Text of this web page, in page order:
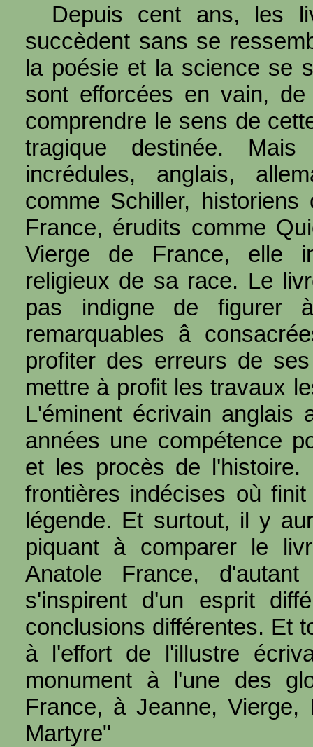
Depuis cent ans, les
succèdent sans se
la poésie et la science se
sont efforcées en vain,
comprendre le sens de
tragique destinée.
incrédules, anglais,
comme Schiller,
France, érudits comme
Vierge de France, elle
religieux de sa race. Le
pas indigne de figurer
remarquables â
profiter des erreurs de
mettre à profit les travaux
L'éminent écrivain anglais
années une compétence
et les procès de
frontières indécises où
légende. Et surtout, il y
piquant à comparer le
Anatole France,
s'inspirent d'un esprit
conclusions différentes. Et
à l'effort de l'illustre
monument à l'une des
France, à Jeanne,
Martyre"